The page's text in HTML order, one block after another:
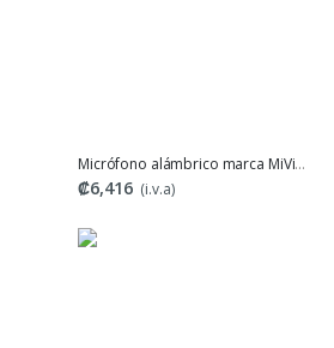
Micrófono alámbrico marca MiVics modelo MS-1MIC
₡6,416 (i.v.a)